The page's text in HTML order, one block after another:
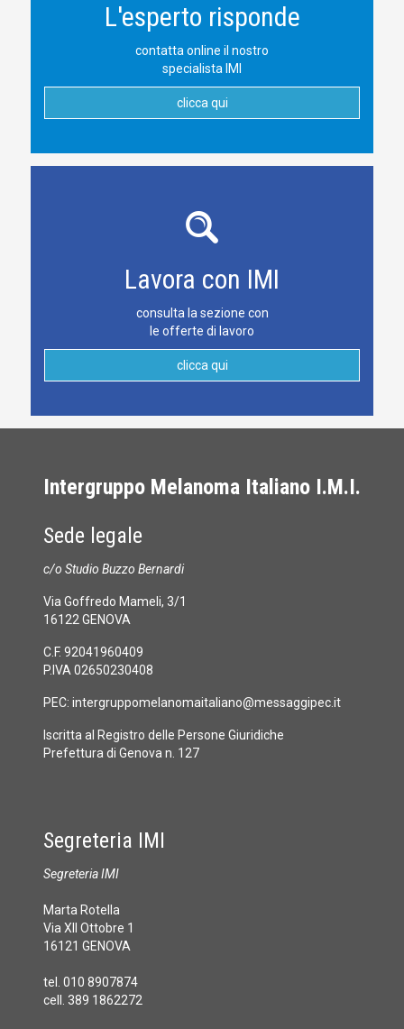
L'esperto risponde
contatta online il nostro
specialista IMI
clicca qui
Lavora con IMI
consulta la sezione con
le offerte di lavoro
clicca qui
Intergruppo Melanoma Italiano I.M.I.
Sede legale
c/o Studio Buzzo Bernardi
Via Goffredo Mameli, 3/1
16122 GENOVA
C.F. 92041960409
P.IVA 02650230408
PEC: intergruppomelanomaitaliano@messaggipec.it
Iscritta al Registro delle Persone Giuridiche
Prefettura di Genova n. 127
Segreteria IMI
Segreteria IMI
Marta Rotella
Via XII Ottobre 1
16121 GENOVA
tel. 010 8907874
cell. 389 1862272